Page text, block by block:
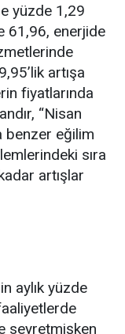
yüzde 1,29
61,96, enerjide
artışa
fiyatlarında
“Nisan
benzer eğilim
sıra
artışlar
aylık yüzde
seyretmişken